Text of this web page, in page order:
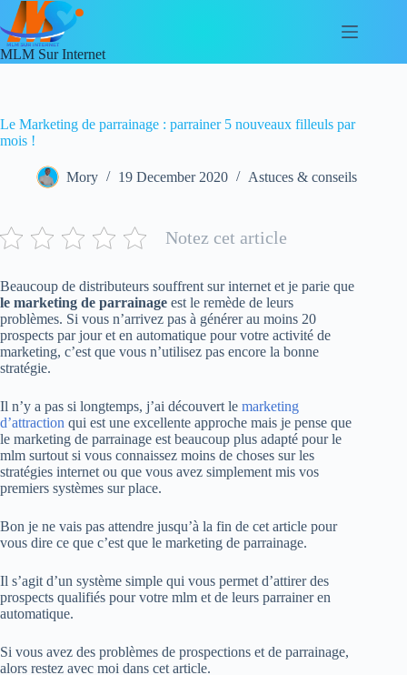
Skip
to
content
MLM Sur Internet
Le Marketing de parrainage : parrainer 5 nouveaux filleuls par
mois !
Mory 19 December 2020 Astuces & conseils
Notez cet article
Beaucoup de distributeurs souffrent sur internet et je parie que
le marketing de parrainage est le remède de leurs
problèmes. Si vous n’arrivez pas à générer au moins 20
prospects par jour et en automatique pour votre activité de
marketing, c’est que vous n’utilisez pas encore la bonne
stratégie.
Il n’y a pas si longtemps, j’ai découvert le marketing
d’attraction qui est une excellente approche mais je pense que
le marketing de parrainage est beaucoup plus adapté pour le
mlm surtout si vous connaissez moins de choses sur les
stratégies internet ou que vous avez simplement mis vos
premiers systèmes sur place.
Bon je ne vais pas attendre jusqu’à la fin de cet article pour
vous dire ce que c’est que le marketing de parrainage.
Il s’agit d’un système simple qui vous permet d’attirer des
prospects qualifiés pour votre mlm et de leurs parrainer en
automatique.
Si vous avez des problèmes de prospections et de parrainage,
alors restez avec moi dans cet article.